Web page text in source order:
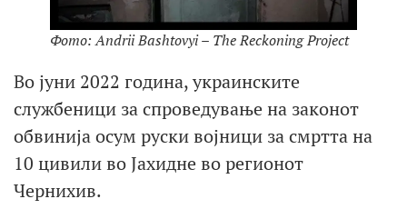
Фото: Andrii Bashtovyi – The Reckoning Project
Во јуни 2022 година, украинските
службеници за спроведување на законот
обвинија осум руски војници за смртта на
10 цивили во Јахидне во регионот
Чернихив.